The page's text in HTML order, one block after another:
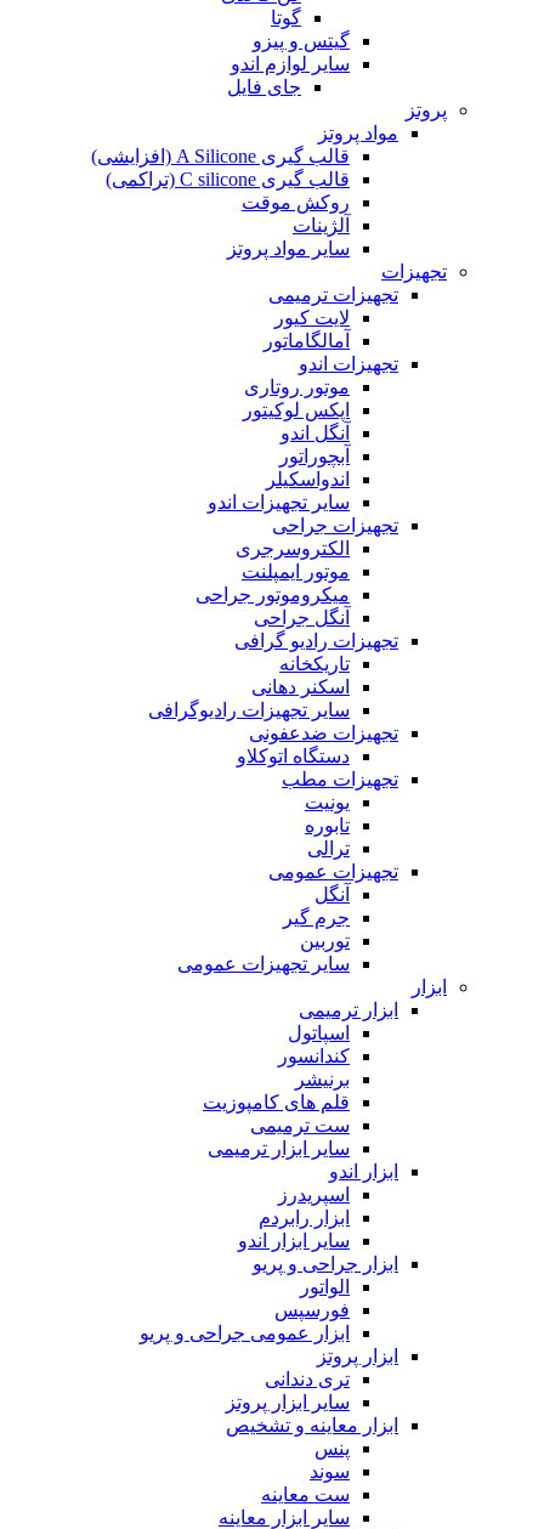
گوتا
گیتس و پیزو
سایر لوازم اندو
جای فایل
پروتز
مواد پروتز
قالب گیری A Silicone (افزایشی)
قالب گیری C silicone (تراکمی)
روکش موقت
آلژینات
سایر مواد پروتز
تجهیزات
تجهیزات ترمیمی
لایت کیور
آمالگاماتور
تجهیزات اندو
موتور روتاری
اپکس لوکیتور
آنگل اندو
آبچوراتور
اندواسکیلر
سایر تجهیزات اندو
تجهیزات جراحی
الکتروسرجری
موتور ایمپلنت
میکروموتور جراحی
آنگل جراحی
تجهیزات رادیو گرافی
تاریکخانه
اسکنر دهانی
سایر تجهیزات رادیوگرافی
تجهیزات ضدعفونی
دستگاه اتوکلاو
تجهیزات مطب
یونیت
تابوره
ترالی
تجهیزات عمومی
آنگل
جرم گیر
توربین
سایر تجهیزات عمومی
ابزار
ابزار ترمیمی
اسپاتول
کندانسور
برنیشر
قلم های کامپوزیت
ست ترمیمی
سایر ابزار ترمیمی
ابزار اندو
اسپریدرز
ابزار رابردم
سایر ابزار اندو
ابزار جراحی و پریو
الواتور
فورسپس
ابزار عمومی جراحی و پریو
ابزار پروتز
تری دندانی
سایر ابزار پروتز
ابزار معاینه و تشخیص
پنس
سوند
ست معاینه
سایر ابزار معاینه